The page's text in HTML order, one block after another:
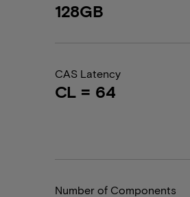
128GB
CAS Latency
CL = 64
Number of Components